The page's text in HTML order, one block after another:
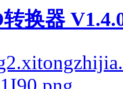
换器